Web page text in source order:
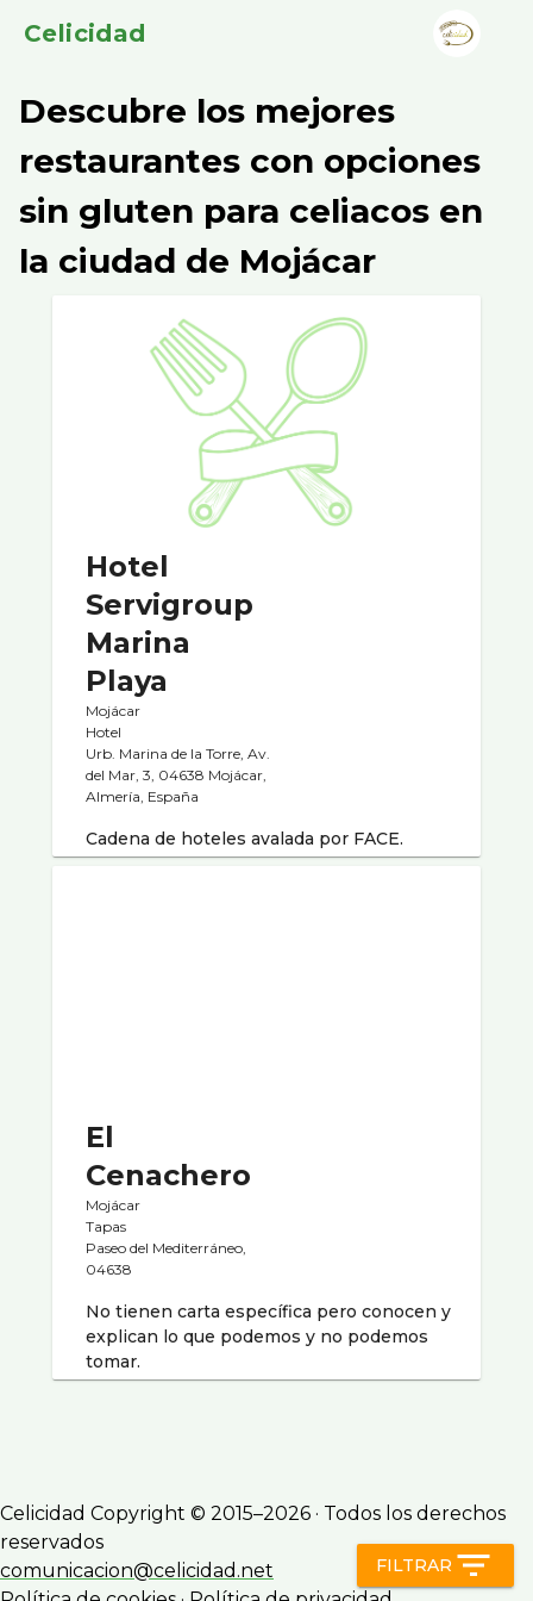
Celicidad
Descubre los mejores
restaurantes con opciones
sin gluten para celiacos en
la ciudad de Mojácar
Hotel
Servigroup
Marina
Playa
Mojácar
Hotel
Urb. Marina de la Torre, Av.
del Mar, 3, 04638 Mojácar,
Almería, España
Cadena de hoteles avalada por FACE.
El
Cenachero
Mojácar
Tapas
Paseo del Mediterráneo,
04638
No tienen carta especí­fica pero conocen y
explican lo que podemos y no podemos
tomar.
FILTRAR filter_list
Celicidad Copyright © 2015–2026 · Todos los derechos
reservados
comunicacion@celicidad.net